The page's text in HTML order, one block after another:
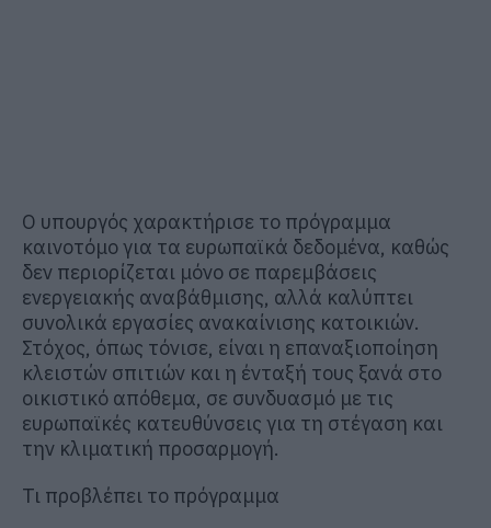
Ο υπουργός χαρακτήρισε το πρόγραμμα
καινοτόμο για τα ευρωπαϊκά δεδομένα, καθώς
δεν περιορίζεται μόνο σε παρεμβάσεις
ενεργειακής αναβάθμισης, αλλά καλύπτει
συνολικά εργασίες ανακαίνισης κατοικιών.
Στόχος, όπως τόνισε, είναι η επαναξιοποίηση
κλειστών σπιτιών και η ένταξή τους ξανά στο
οικιστικό απόθεμα, σε συνδυασμό με τις
ευρωπαϊκές κατευθύνσεις για τη στέγαση και
την κλιματική προσαρμογή.
Τι προβλέπει το πρόγραμμα